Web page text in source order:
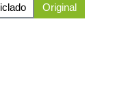
Original